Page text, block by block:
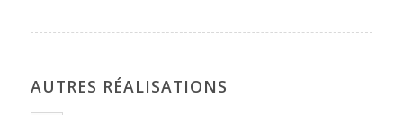
AUTRES RÉALISATIONS